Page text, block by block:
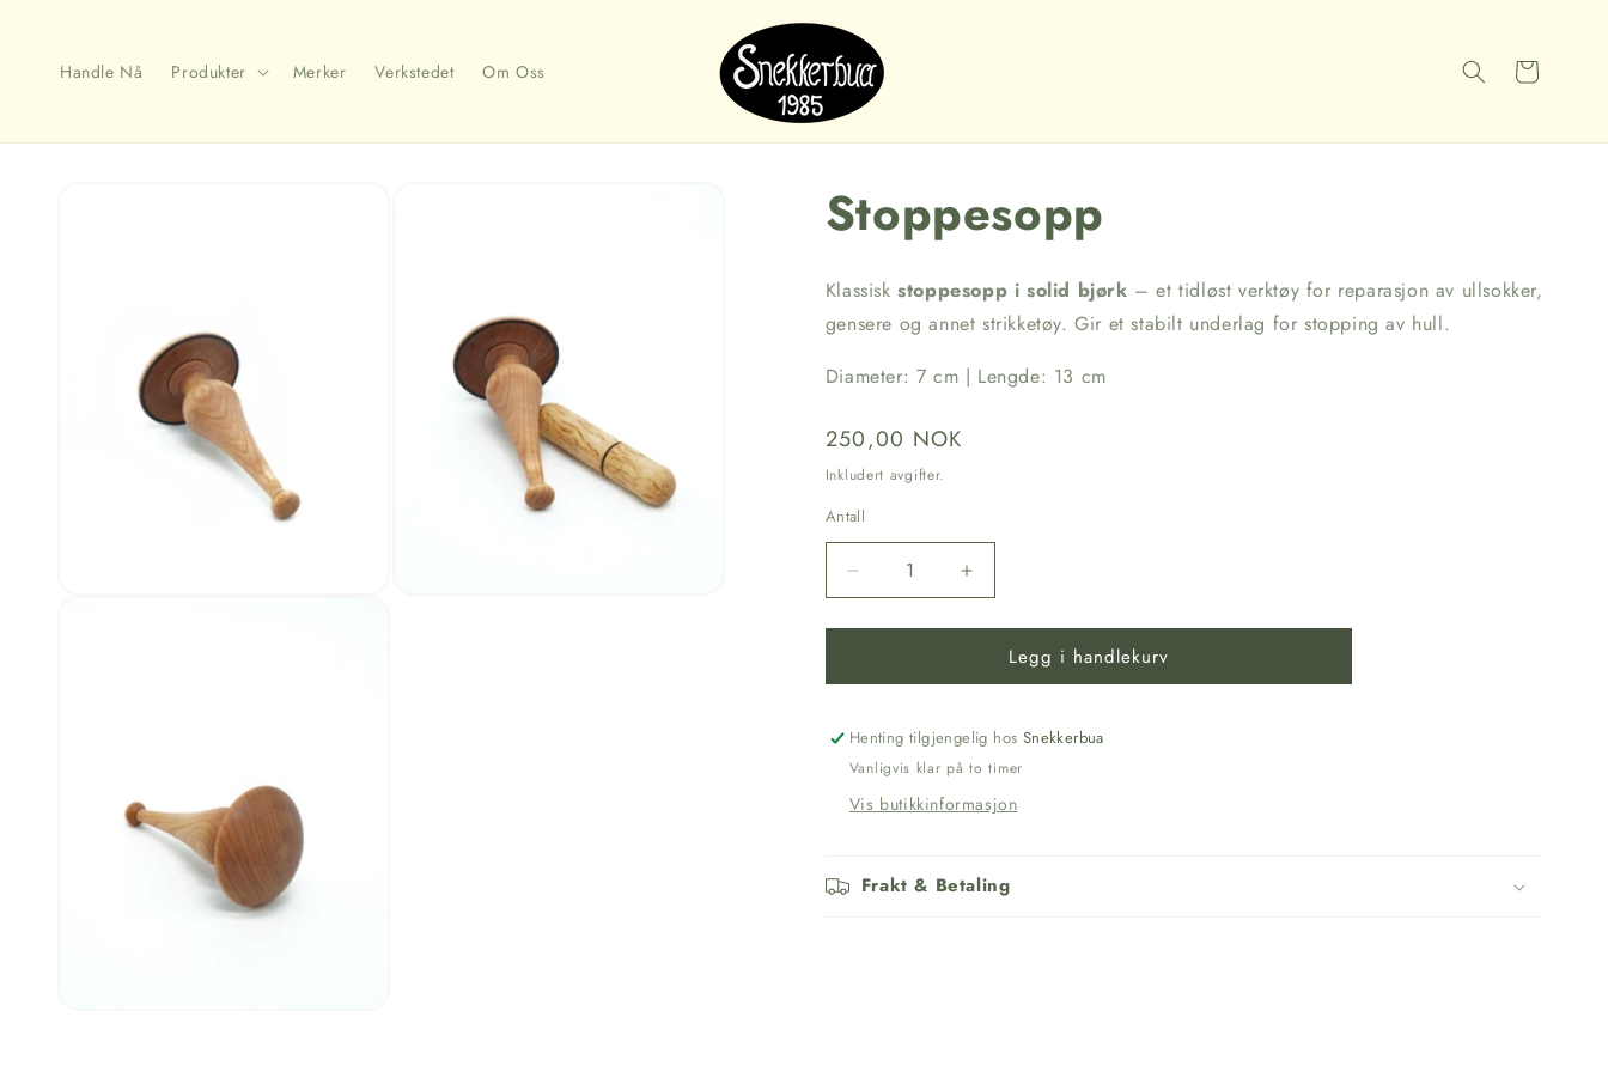
Handle Nå Produkter Merker Verkstedet Om Oss Handlekurv
Stoppesopp
Klassiskstoppesopp i solid bjørk – et tidløst verktøy for reparasjon av ullsokker,
gensere og annet strikketøy. Gir et stabilt underlag for stopping av hull.
Diameter: 7 cm | Lengde: 13 cm
Vanlig
pris
250,00 NOK
Inkludert avgifter.
Antall
antallet
for
Øk
antallet
for
Stoppesopp
Legg i handlekurv
Henting tilgjengelig hos Snekkerbua
Vanligvis klar på to timer
Vis butikkinformasjon
Frakt & Betaling